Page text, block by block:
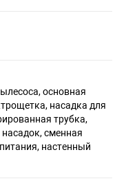
основная
насадка для
трубка,
сменная
настенный